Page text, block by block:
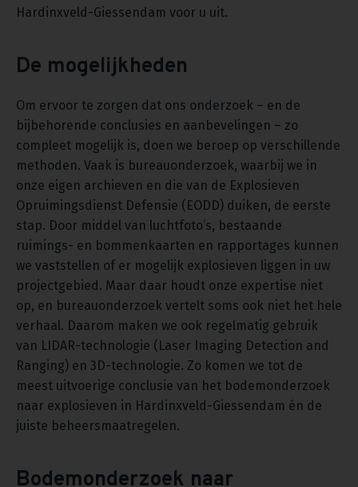
Hardinxveld-Giessendam voor u uit.
De mogelijkheden
Om ervoor te zorgen dat ons onderzoek – en de
bijbehorende conclusies en aanbevelingen – zo
compleet mogelijk is, doen we beroep op verschillende
methoden. Vaak is bureauonderzoek, waarbij we in
onze eigen archieven en die van de Explosieven
Opruimingsdienst Defensie (EODD) duiken, de eerste
stap. Door middel van luchtfoto’s, bestaande
ruimings- en bommenkaarten en rapportages kunnen
we vaststellen of er mogelijk explosieven liggen in uw
projectgebied. Maar daar houdt onze expertise niet
op, en bureauonderzoek vertelt soms ook niet het hele
verhaal. Daarom maken we ook regelmatig gebruik
van LIDAR-technologie (Laser Imaging Detection and
Ranging) en 3D-technologie. Zo komen we tot de
meest uitvoerige conclusie van het bodemonderzoek
naar explosieven in Hardinxveld-Giessendam én de
juiste beheersmaatregelen.
Bodemonderzoek naar